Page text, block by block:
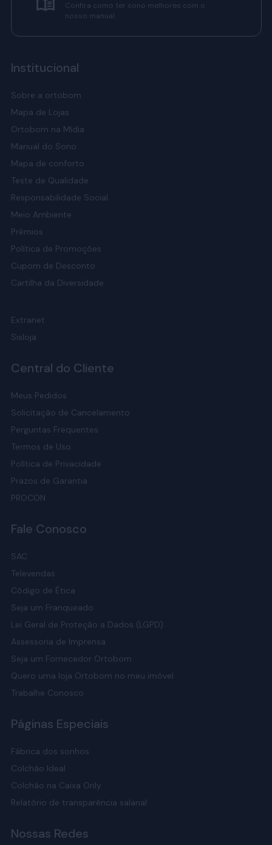
Confira como ter sono melhores com o
nosso manual.
Institucional
Sobre a ortobom
Mapa de Lojas
Ortobom na Mídia
Manual do Sono
Mapa de conforto
Teste de Qualidade
Responsabilidade Social
Meio Ambiente
Prêmios
Política de Promoções
Cupom de Desconto
Cartilha da Diversidade
Extranet
Sisloja
Central do Cliente
Meus Pedidos
Solicitação de Cancelamento
Perguntas Frequentes
Termos de Uso
Política de Privacidade
Prazos de Garantia
PROCON
Fale Conosco
SAC
Televendas
Código de Ética
Seja um Franqueado
Lei Geral de Proteção a Dados (LGPD)
Assessoria de Imprensa
Seja um Fornecedor Ortobom
Quero uma loja Ortobom no meu imóvel
Trabalhe Conosco
Páginas Especiais
Fábrica dos sonhos
Colchão Ideal
Colchão na Caixa Only
Relatório de transparência salarial
Nossas Redes